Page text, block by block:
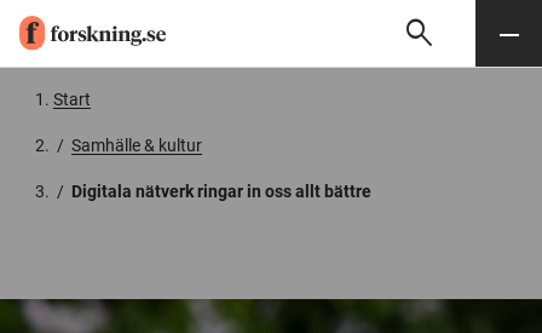
Söksearch Meny
Start
/ Samhälle & kultur
/ Digitala nätverk ringar in oss allt bättre